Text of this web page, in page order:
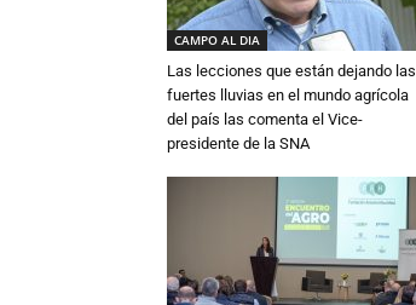
CAMPO AL DIA
Las lecciones que están dejando las
fuertes lluvias en el mundo agrícola
del país las comenta el Vice-
presidente de la SNA